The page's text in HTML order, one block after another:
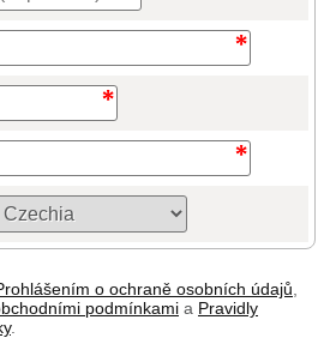
o ochraně osobních údajů
podmínkami a Pravidly
.